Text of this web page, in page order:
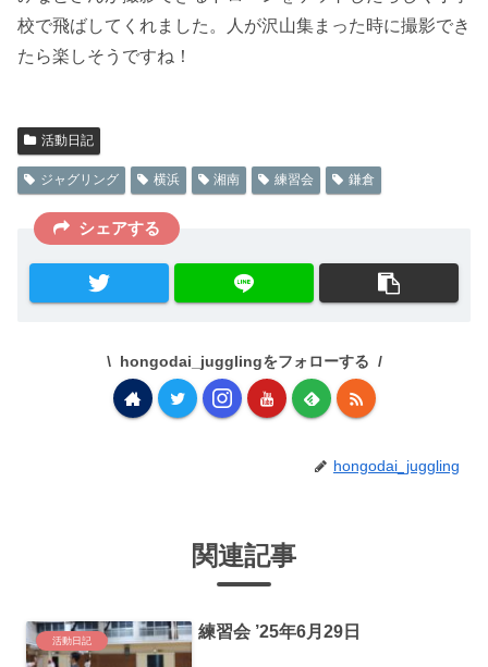
校で飛ばしてくれました。人が沢山集まった時に撮影でき
たら楽しそうですね！
活動日記
ジャグリング 横浜 湘南 練習会 鎌倉
シェアする
hongodai_jugglingをフォローする
hongodai_juggling
関連記事
活動日記 練習会 ’25年6月29日